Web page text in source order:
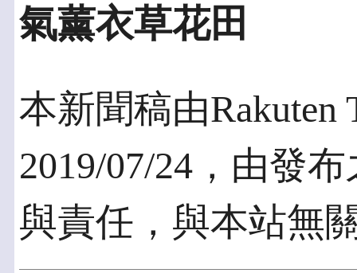
氣薰衣草花田
本新聞稿由Rakuten
2019/07/24，由發
與責任，與本站無